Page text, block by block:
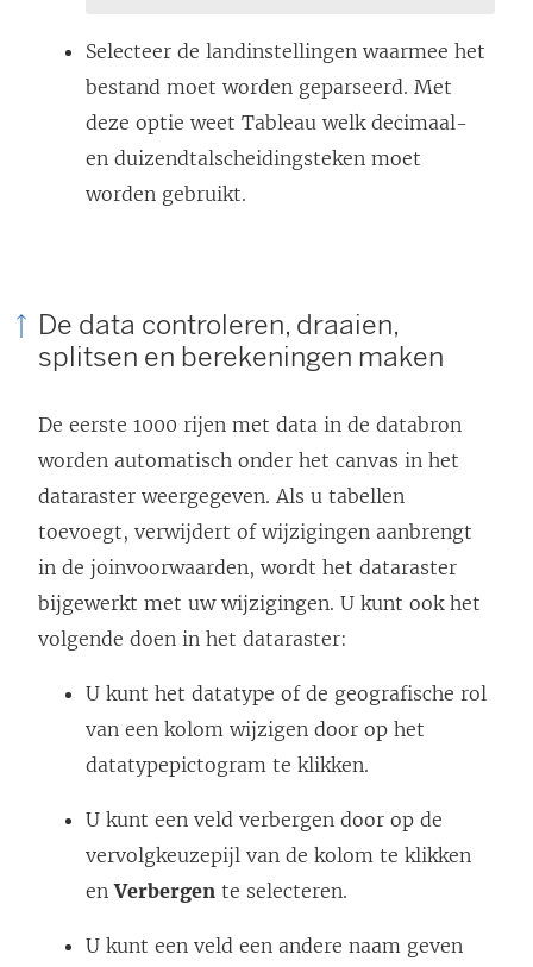
Selecteer de landinstellingen waarmee het
bestand moet worden geparseerd. Met
deze optie weet Tableau welk decimaal-
en duizendtalscheidingsteken moet
worden gebruikt.
De data controleren, draaien,
splitsen en berekeningen maken
De eerste 1000 rijen met data in de databron
worden automatisch onder het canvas in het
dataraster weergegeven. Als u tabellen
toevoegt, verwijdert of wijzigingen aanbrengt
in de joinvoorwaarden, wordt het dataraster
bijgewerkt met uw wijzigingen. U kunt ook het
volgende doen in het dataraster:
U kunt het datatype of de geografische rol
van een kolom wijzigen door op het
datatypepictogram te klikken.
U kunt een veld verbergen door op de
vervolgkeuzepijl van de kolom te klikken
enVerbergen te selecteren.
U kunt een veld een andere naam geven